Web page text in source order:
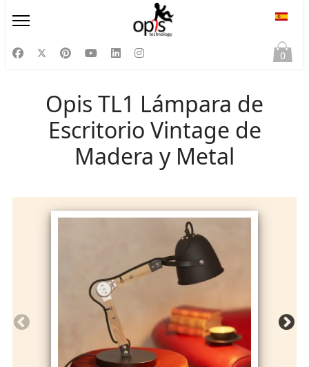
0
Opis TL1 Lámpara de
Escritorio Vintage de
Madera y Metal